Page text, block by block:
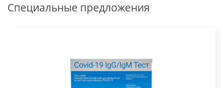
Специальные предложения